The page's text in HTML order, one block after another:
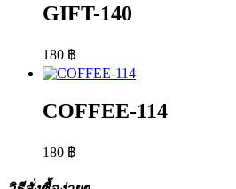
GIFT-140
180 ฿
COFFEE-114
180 ฿